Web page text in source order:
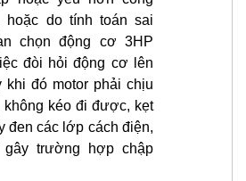
hoặc do tính toán sai
chọnđộng cơ 3HP
đòi hỏi động cơ lên
khi đó motor phải chịu
không kéo đi được, kẹt
đencác lớp cách điện,
gây trường hợp chập